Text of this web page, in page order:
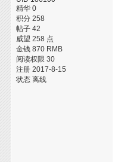
精华 0
积分 258
帖子 42
威望 258 点
金钱 870 RMB
阅读权限 30
注册 2017-8-15
状态 离线